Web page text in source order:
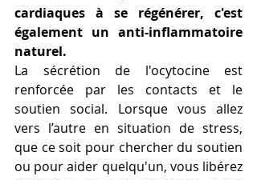
cardiaques à se régénérer, c'est
également un anti-inflammatoire
naturel.
La sécrétion de l'ocytocine est
renforcée par les contacts et le
soutien social. Lorsque vous allez
vers l’autre en situation de stress,
que ce soit pour chercher du soutien
ou pour aider quelqu'un, vous libérez